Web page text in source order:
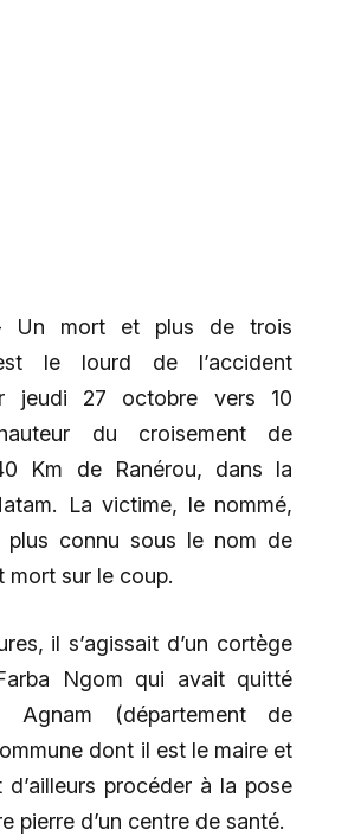
Un mort et plus de trois
le lourd de l’accident
jeudi 27 octobre vers 10
du croisement de
Km de Ranérou, dans la
La victime, le nommé,
plus connu sous le nom de
mort sur le coup.
il s’agissait d’un cortège
Ngom qui avait quitté
Agnam (département de
dont il est le maire et
procéder à la pose
pierre d’un centre de santé.